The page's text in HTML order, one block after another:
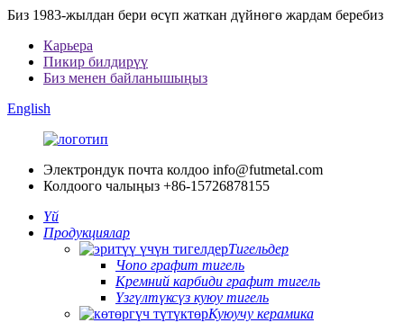
Биз 1983-жылдан бери өсүп жаткан дүйнөгө жардам беребиз
Карьера
Пикир билдирүү
Биз менен байланышыңыз
English
Электрондук почта колдоо info@futmetal.com
Колдоого чалыңыз +86-15726878155
Үй
Продукциялар
Тигельдер
Чопо графит тигель
Кремний карбиди графит тигель
Үзгүлтүксүз куюу тигель
Куюучу керамика